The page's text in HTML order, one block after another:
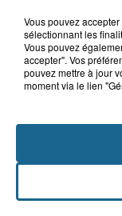
Vous pouvez
sélectionnant les
Vous pouvez
accepter". Vos
pouvez mettre à jour
moment via le lien